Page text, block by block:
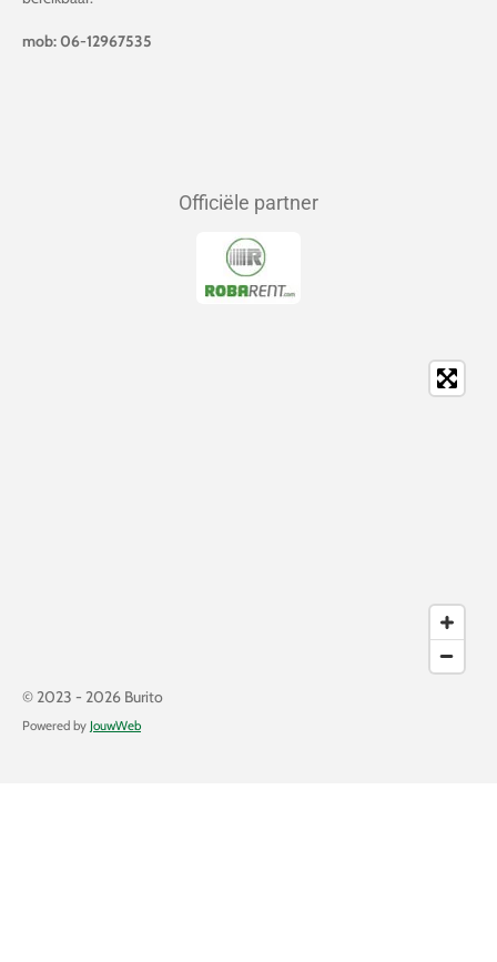
mob: 06-12967535
Officiële partner
© 2023 - 2026 Burito
Powered by JouwWeb